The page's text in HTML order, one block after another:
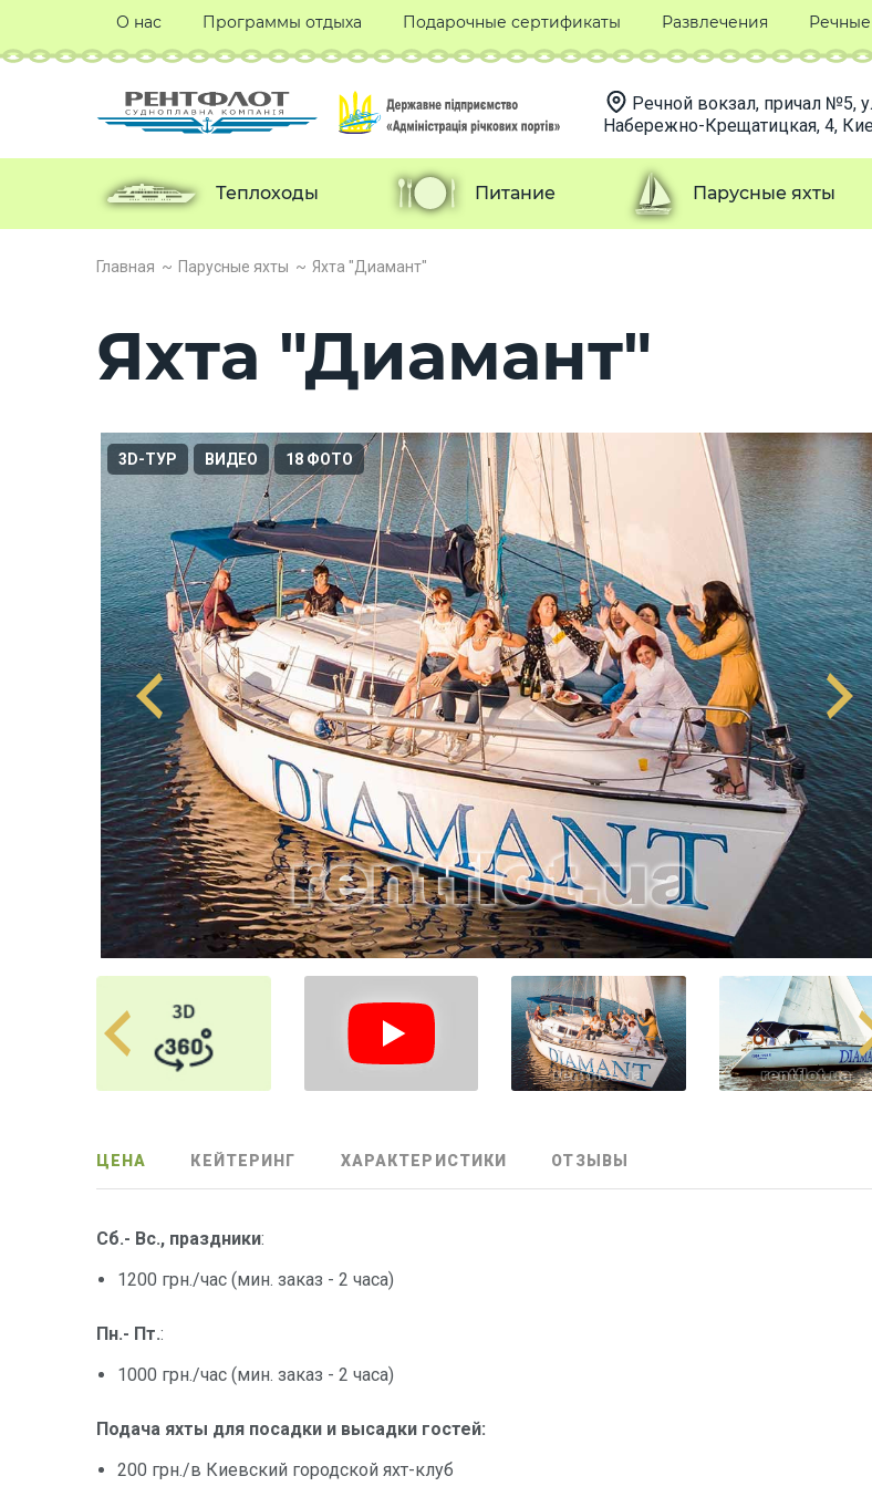
Главная Парусные яхты Яхта "Диамант"
Яхта "Диамант"
3D-ТУР ВИДЕО 18 ФОТО
ЦЕНА КЕЙТЕРИНГ ХАРАКТЕРИСТИКИ ОТЗЫВЫ
Сб.- Вс., праздники:
1200 грн./час (мин. заказ - 2 часа)
Пн.- Пт.:
1000 грн./час (мин. заказ - 2 часа)
Подача яхты для посадки и высадки гостей:
200 грн./в Киевский городской яхт-клуб
О нас Программы отдыха Подарочные сертификаты Развлечения
Речной вокзал, причал №5,
Набережно-Крещатицкая, 4,
Теплоходы Питание Парусные яхты